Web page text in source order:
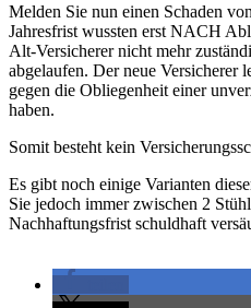
Melden Sie nun einen Schaden
Jahresfrist wussten erst NACH
Alt-Versicherer nicht mehr
abgelaufen. Der neue Versicherer
gegen die Obliegenheit einer
haben.
Somit besteht kein
Es gibt noch einige Varianten
Sie jedoch immer zwischen 2
Nachhaftungsfrist schuldhaft